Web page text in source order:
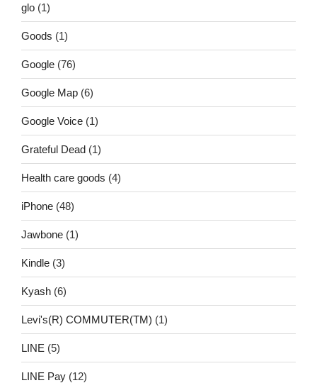
glo (1)
Goods (1)
Google (76)
Google Map (6)
Google Voice (1)
Grateful Dead (1)
Health care goods (4)
iPhone (48)
Jawbone (1)
Kindle (3)
Kyash (6)
Levi's(R) COMMUTER(TM) (1)
LINE (5)
LINE Pay (12)